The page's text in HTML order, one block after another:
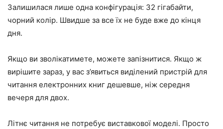
Залишилася лише одна конфігурація: 32 гігабайти,
чорний колір. Швидше за все їх не буде вже до кінця
дня.
Якщо ви зволікатимете, можете запізнитися. Якщо ж
вирішите зараз, у вас з’явиться виділений пристрій для
читання електронних книг дешевше, ніж середня
вечеря для двох.
Літнє читання не потребує виставкової моделі. Просто